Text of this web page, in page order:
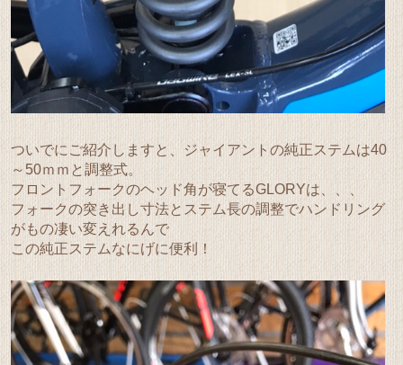
ついでにご紹介しますと、ジャイアントの純正ステムは40
～50ｍｍと調整式。
フロントフォークのヘッド角が寝てるGLORYは、、、
フォークの突き出し寸法とステム長の調整でハンドリング
がもの凄い変えれるんで
この純正ステムなにげに便利！